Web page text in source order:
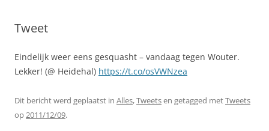
Tweet
Eindelijk weer eens gesquasht – vandaag tegen Wouter.
Lekker! (@ Heidehal) https://t.co/osVWNzea
Dit bericht werd geplaatst in Alles,Tweetsen getagged metTweets
op2011/12/09.